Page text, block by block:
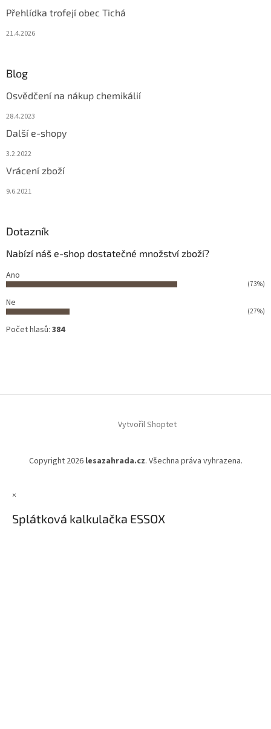
Přehlídka trofejí obec Tichá
21.4.2026
Blog
Osvědčení na nákup chemikálií
28.4.2023
Další e-shopy
3.2.2022
Vrácení zboží
9.6.2021
Dotazník
Nabízí náš e-shop dostatečné množství zboží?
Ano
(73%)
Ne
(27%)
Počet hlasů: 384
Vytvořil Shoptet
Copyright 2026 lesazahrada.cz. Všechna práva vyhrazena.
×
Splátková kalkulačka ESSOX